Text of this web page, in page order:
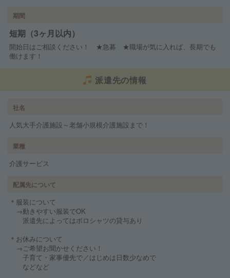
期間
短期（3ヶ月以内）
開始日はご相談ください！ ★急募 ★職場が気に入れば、長期でも
働けます！
派遣先の情報
社名
人気大手介護施設～老舗小規模介護施設まで！
業種
介護サービス
配属先について
＊服装について
→動きやすい服装でOK
派遣先によってはポロシャツの貸与あり
＊お休みについて
→ご希望お聞かせください！
子育て・家事優先で／はじめは日数少なめで
などなど